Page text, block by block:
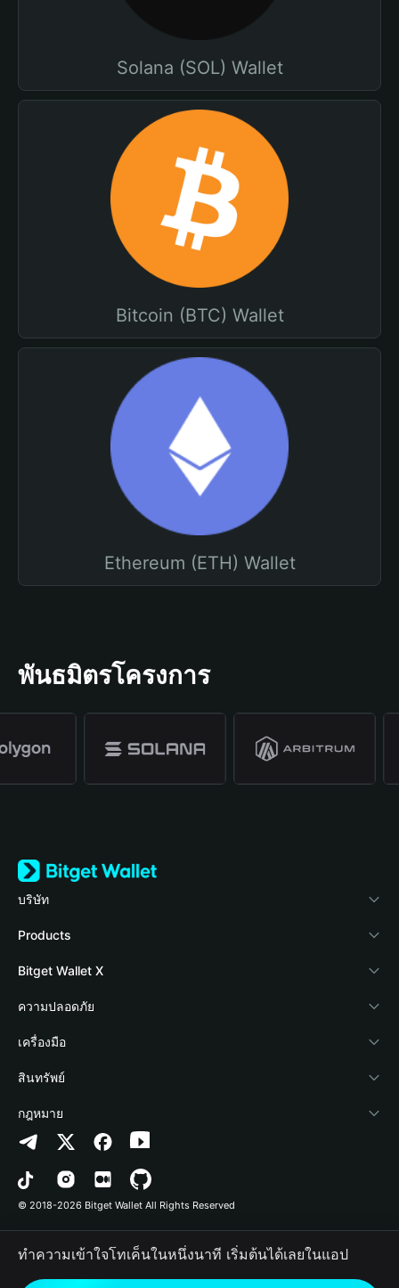
Solana (SOL) Wallet
Bitcoin (BTC) Wallet
Ethereum (ETH) Wallet
พันธมิตรโครงการ
บริษัท
เกี่ยวกับ Bitget Wallet
Blog
Academy
ข่าวสารด้านคริปโต
ศูนย์ช่วยเหลือ
ติดต่อเรา
ทรัพยากรข้อมูลของแบรนด์
อาชีพ
Products
Crypto Card
Stablecoin Earn
Payfi Crypto
Crypto Swap API
Altcoin Season Index
Prediction Markets
DApp
RWA
Bitget Wallet X
นักพัฒนา
เชื่อมต่อ Wallet
Bitget Wallet Pay
ลิสต์โปรเจกต์
ความปลอดภัย
Protection Fund
เทคโนโลยีความปลอดภัย
เครื่องมือ
ซื้อคริปโต
การตรวจจับการอนุญาต
การตรวจจับสัญญา
การโอนเป็นชุด
สินทรัพย์
Arbitrum
Avalanche
Bitcoin
Polygon
กฎหมาย
นโยบายความเป็นส่วนตัว
ข้อตกลงในการใช้บริการ
© 2018-2026 Bitget Wallet All Rights Reserved
ทำความเข้าใจโทเค็นในหนึ่งนาที เริ่มต้นได้เลยในแอป